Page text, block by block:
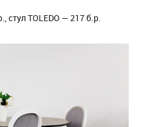
стул TOLEDO — 217 б.р.